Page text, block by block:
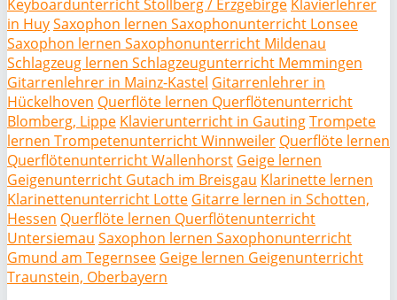
Keyboardunterricht Stollberg / Erzgebirge Klavierlehrer
in HuySaxophon lernen Saxophonunterricht Lonsee
Saxophon lernen Saxophonunterricht Mildenau
Schlagzeug lernen Schlagzeugunterricht Memmingen
Gitarrenlehrer in Mainz-Kastel Gitarrenlehrer in
Hückelhoven Querflöte lernen Querflötenunterricht
Blomberg, Lippe Klavierunterricht in GautingTrompete
lernen Trompetenunterricht Winnweiler Querflöte lernen
Querflötenunterricht Wallenhorst Geige lernen
Geigenunterricht Gutach im Breisgau Klarinette lernen
Klarinettenunterricht Lotte Gitarre lernen in Schotten,
Hessen Querflöte lernen Querflötenunterricht
Untersiemau Saxophon lernen Saxophonunterricht
Gmund am Tegernsee Geige lernen Geigenunterricht
Traunstein, Oberbayern